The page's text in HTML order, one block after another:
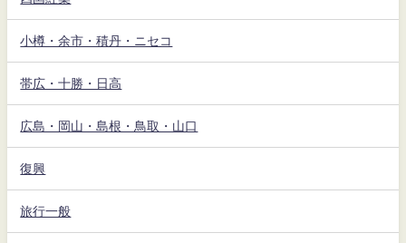
小樽・余市・積丹・ニセコ
帯広・十勝・日高
広島・岡山・島根・鳥取・山口
復興
旅行一般